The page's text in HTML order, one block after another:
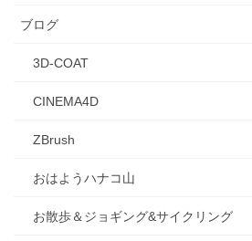
ブログ
3D-COAT
CINEMA4D
ZBrush
おはようハナコ山
お散歩＆ジョギング&サイクリング